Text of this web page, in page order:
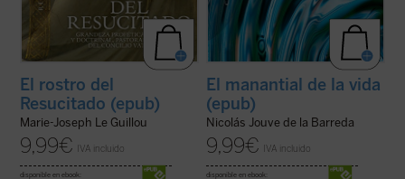
El rostro del
Resucitado (epub)
Marie-Joseph Le Guillou
9,99€ IVA incluido
disponible en ebook:
El manantial de la vida
(epub)
Nicolás Jouve de la Barreda
9,99€ IVA incluido
disponible en ebook: